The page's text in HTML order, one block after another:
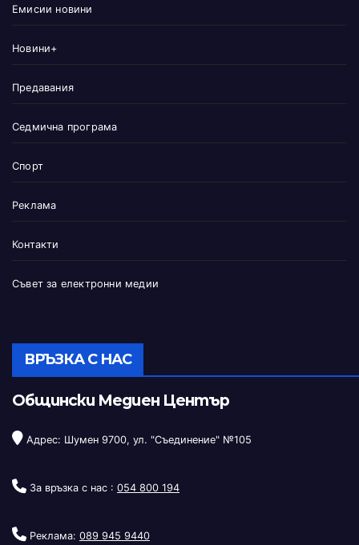
Емисии новини
Новини+
Предавания
Седмична програма
Спорт
Реклама
Контакти
Съвет за електронни медии
ВРЪЗКА С НАС
Общински Медиен Център
Адрес: Шумен 9700, ул. "Съединение" №105
За връзка с нас : 054 800 194
Реклама: 089 945 9440